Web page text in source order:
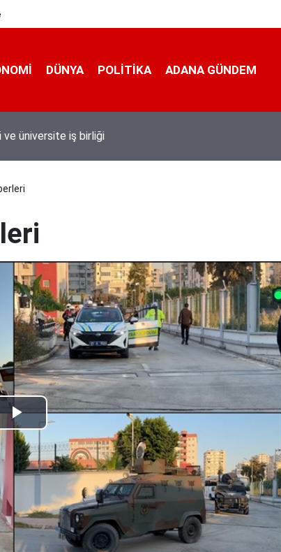
DÜNYA POLİTİKA ADANA GÜNDEM
yeni plaka ihalesine tepki gösterdi
Play
Video